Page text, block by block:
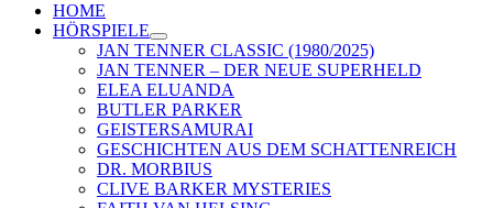
HOME
HÖRSPIELE
JAN TENNER CLASSIC (1980/2025)
JAN TENNER – DER NEUE SUPERHELD
ELEA ELUANDA
BUTLER PARKER
GEISTERSAMURAI
GESCHICHTEN AUS DEM SCHATTENREICH
DR. MORBIUS
CLIVE BARKER MYSTERIES